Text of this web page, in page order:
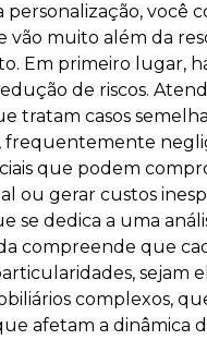
personalização, você
vão muito além da
Em primeiro lugar,
de riscos.
tratam casos
frequentemente
que podem
ou gerar custos
se dedica a uma
compreende que
sejam
complexos,
afetam a dinâmica